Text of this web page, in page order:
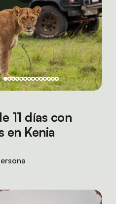
11 días con
en Kenia